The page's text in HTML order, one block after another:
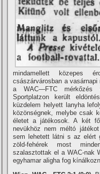
mindamellett közepes
császárvárosban a
a WAC—FTC mérkőzés
Sportplatzon került
küzdelem helyett lanyha
közönségnek, melybe csak
életet a játékosok. A két
nevükhöz nem méltó
sem lehetett látni s az elért
zöld-fehérek most
szalasztottak el a WAC-nak
egyhamar aligha fog